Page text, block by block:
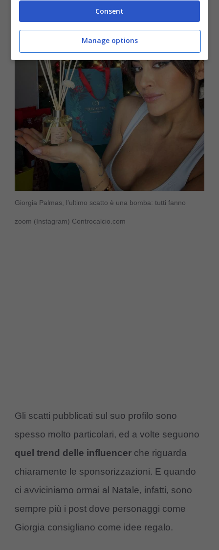
Giorgia Palmas, l’ultimo scatto è una bomba: tutti fanno
zoom (Instagram) Controcalcio.com
Gli scatti pubblicati sul suo profilo sono
spesso molto particolari, ed a volte seguono
quel trend delle influencer che riguarda
chiaramente le sponsorizzazioni. E quando
ci avviciniamo ormai al Natale, infatti, sono
sempre più i post dove personaggi come
Giorgia consigliano come idee regalo.
Consent
Manage options